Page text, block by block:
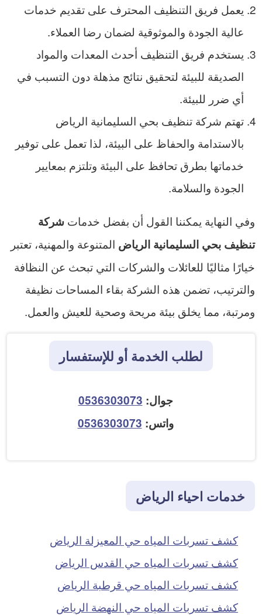
يعمل فريق التنظيف المحترف على تقديم خدمات
عالية الجودة والموثوقية لضمان رضا العملاء.
يستخدم فريق التنظيف أحدث المعدات والمواد
الصديقة للبيئة لتحقيق نتائج مذهلة دون التسبب في
أي ضرر للبيئة.
تهتم شركة تنظيف بحي السليمانية الرياض
بالاستدامة والحفاظ على البيئة، لذا تعمل على توفير
خدماتها بطرق تحافظ على البيئة وتلتزم بمعايير
الجودة والسلامة.
وفي النهاية يمكننا القول أن بفضل خدمات شركة
تنظيف بحي السليمانية الرياض المتنوعة والمهنية، تعتبر
خيارًا مثاليًا للعائلات والشركات التي تبحث عن النظافة
والترتيب، تضمن هذه الشركة بقاء المساحات نظيفة
ومرتبة، مما يخلق بيئة مريحة وصحية للعيش والعمل.
لطلب الخدمة أو للإستفسار
جوال: 0536303073
واتس: 0536303073
خدمات احياء الرياض
كشف تسربات المياه حي المعيزلة الرياض
كشف تسربات المياه حي القدس الرياض
كشف تسربات المياه حي قرطبة الرياض
كشف تسربات المياه حي النهضة الرياض